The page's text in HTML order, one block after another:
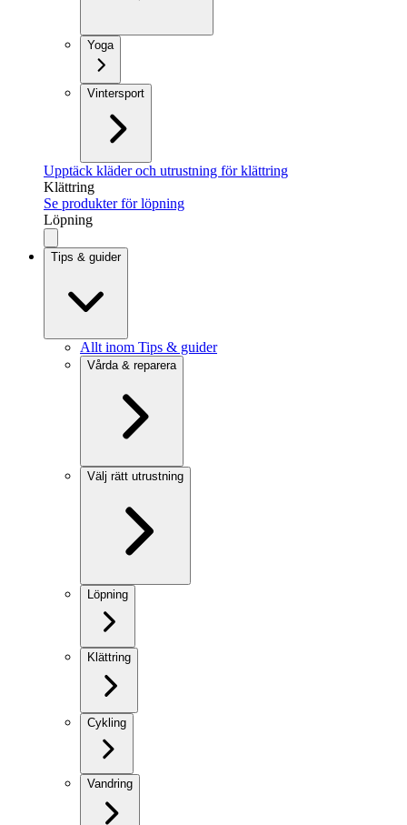
Yoga
Vintersport
Upptäck kläder och utrustning för klättring
Klättring
Se produkter för löpning
Löpning
Tips & guider
Allt inom Tips & guider
Vårda & reparera
Välj rätt utrustning
Löpning
Klättring
Cykling
Vandring